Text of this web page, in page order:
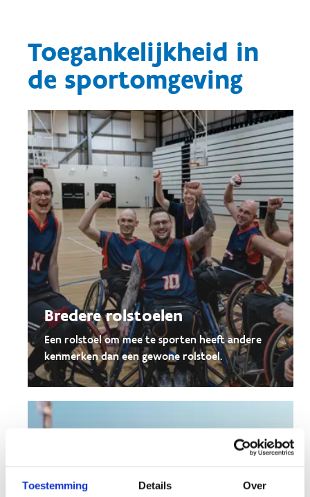
Toestemming Details Over
Toegankelijkheid in
de sportomgeving
Bredere rolstoelen
Een rolstoel om mee te sporten heeft andere
kenmerken dan een gewone rolstoel.